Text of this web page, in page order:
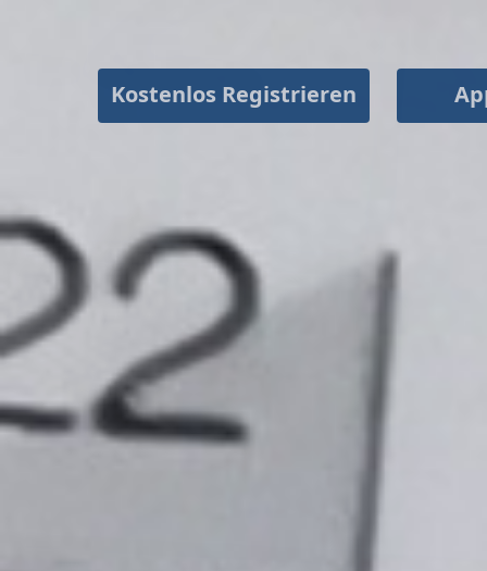
Kostenlos Registrieren